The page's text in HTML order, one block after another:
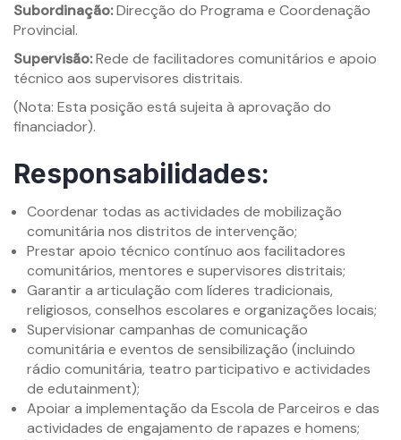
Subordinação:Direcção do Programa e Coordenação
Provincial.
Supervisão:Rede de facilitadores comunitários e apoio
técnico aos supervisores distritais.
(Nota: Esta posição está sujeita à aprovação do
financiador).
Responsabilidades:
Coordenar todas as actividades de mobilização
comunitária nos distritos de intervenção;
Prestar apoio técnico contínuo aos facilitadores
comunitários, mentores e supervisores distritais;
Garantir a articulação com líderes tradicionais,
religiosos, conselhos escolares e organizações locais;
Supervisionar campanhas de comunicação
comunitária e eventos de sensibilização (incluindo
rádio comunitária, teatro participativo e actividades
de edutainment);
Apoiar a implementação da Escola de Parceiros e das
actividades de engajamento de rapazes e homens;